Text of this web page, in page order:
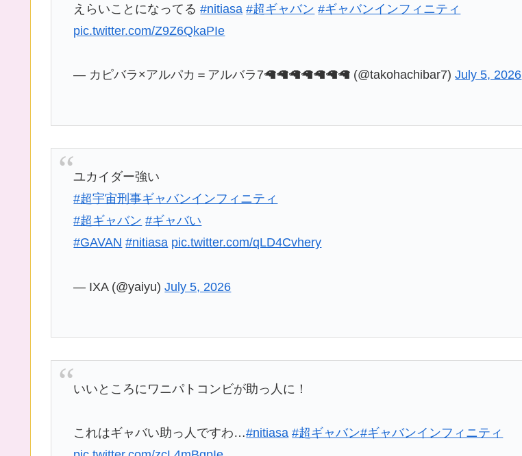
えらいことになってる​#nitiasa #超ギャバン #ギャバンインフィニティ
pic.twitter.com/Z9Z6QkaPIe
— カピバラ×アルパカ＝アルバラ7🦙🦙🦙🦙🦙🦙🦙 (@takohachibar7)July 5, 2026
ユカイダー強い
#超宇宙刑事ギャバンインフィニティ
#超ギャバン #ギャバい
#GAVAN #nitiasa pic.twitter.com/qLD4Cvhery
— IXA (@yaiyu)July 5, 2026
いいところにワニパトコンビが助っ人に！
これはギャバい助っ人ですわ…#nitiasa #超ギャバン#ギャバンインフィニティ